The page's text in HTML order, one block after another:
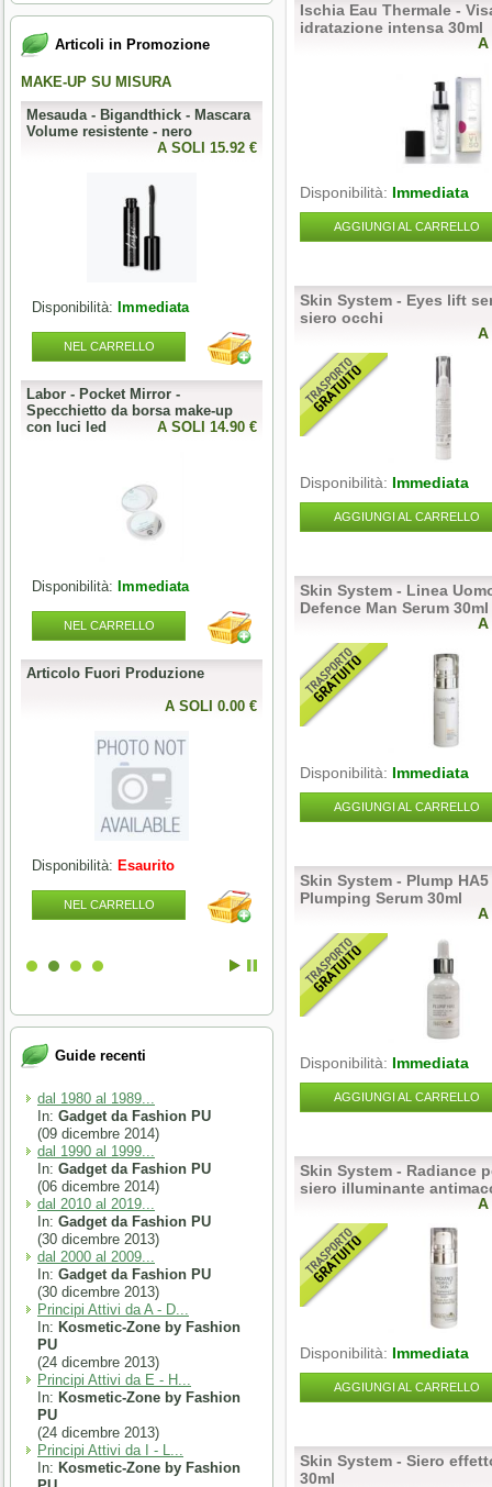
Articoli in Promozione
MAKE-UP SU MISURA
Mesauda - Bigandthick - Mascara
Volume resistente - nero
A SOLI 15.92 €
Disponibilità: Immediata
NEL CARRELLO
Labor - Pocket Mirror -
Specchietto da borsa make-up
con luci led
A SOLI 14.90 €
Disponibilità: Immediata
NEL CARRELLO
Articolo Fuori Produzione
A SOLI 0.00 €
Disponibilità: Esaurito
NEL CARRELLO
Mesauda - MNP Bonbons -
Sprinkle Gel Polish -
Semipermanente puntinato 10ml
A SOLI 9.84
Disponibilità:Immediata
Articolo Fuori Produzione
A SOLI 0.00
Disponibilità:Esaurito
Articolo Fuori Produzione
A SOLI 0.00
Disponibilità:Esaurito
NEL CARRELLO
Guide recenti
dal 1980 al 1989...
In: Gadget da Fashion PU
(09 dicembre 2014)
dal 1990 al 1999...
In: Gadget da Fashion PU
(06 dicembre 2014)
dal 2010 al 2019...
In: Gadget da Fashion PU
(30 dicembre 2013)
dal 2000 al 2009...
In: Gadget da Fashion PU
(30 dicembre 2013)
Principi Attivi da A - D...
In: Kosmetic-Zone by Fashion
PU
(24 dicembre 2013)
Principi Attivi da E - H...
In: Kosmetic-Zone by Fashion
PU
(24 dicembre 2013)
Principi Attivi da I - L...
In: Kosmetic-Zone by Fashion
Ischia Eau Thermale -
idratazione intensa 30ml
A
Disponibilità: Immediata
AGGIUNGI AL CARRELLO
Skin System - Eyes lift
siero occhi
A
Disponibilità: Immediata
AGGIUNGI AL CARRELLO
Skin System - Linea
Defence Man Serum 30ml
A
Disponibilità: Immediata
AGGIUNGI AL CARRELLO
Skin System - Plump
Plumping Serum 30ml
A
Disponibilità: Immediata
AGGIUNGI AL CARRELLO
Skin System - Radiance
siero illuminante
A
Disponibilità: Immediata
AGGIUNGI AL CARRELLO
Skin System - Siero
30ml